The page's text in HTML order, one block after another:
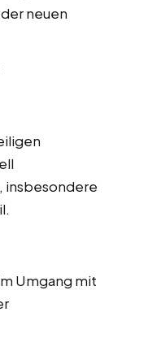
neuen
insbesondere
Umgang mit